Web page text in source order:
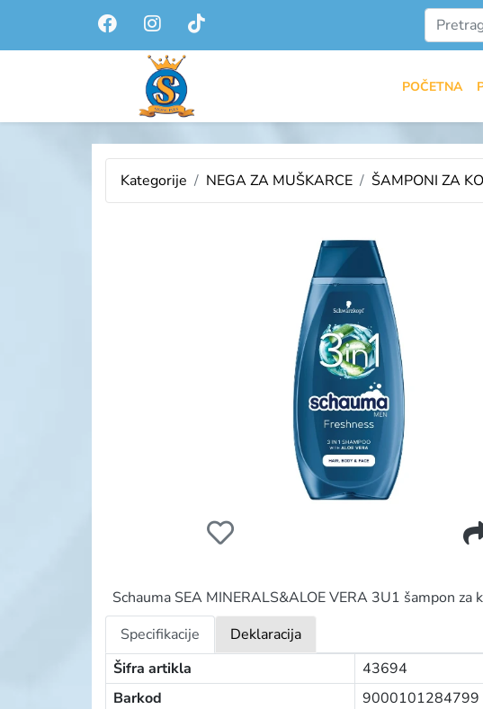
POČETNA
Kategorije NEGA ZA MUŠKARCE ŠAMPONI ZA
Schauma SEA MINERALS&ALOE VERA 3U1 šampon
Specifikacije
Deklaracija
Šifra artikla
43694
Barkod
9000101284799